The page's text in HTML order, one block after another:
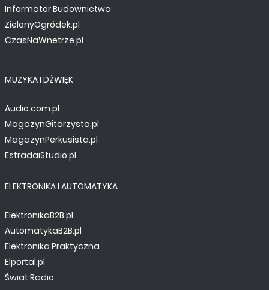
Informator Budownictwa
ZielonyOgródek.pl
CzasNaWnetrze.pl
MUZYKA I DŹWIĘK
Audio.com.pl
MagazynGitarzysta.pl
MagazynPerkusista.pl
EstradaiStudio.pl
ELEKTRONIKA I AUTOMATYKA
ElektronikaB2B.pl
AutomatykaB2B.pl
Elektronika Praktyczna
Elportal.pl
Świat Radio